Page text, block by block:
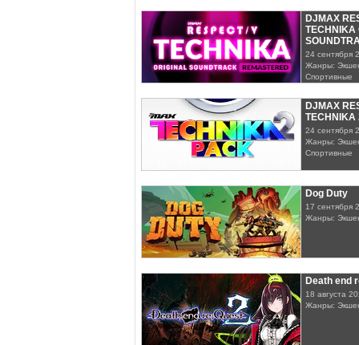
DJMAX
TECHNIKA
24 сентября
Жанры:
Спортивные
DJMAX
TECHNIKA
24 сентября
Жанры:
Спортивные
Dog Duty
17 сентября
Жанры:
Death end
18 августа
Жанры: